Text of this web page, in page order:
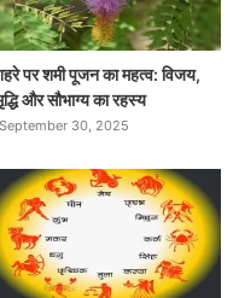
पर शमी पूजन का महत्व: विजय,
और सौभाग्य का रहस्य
September 30, 2025